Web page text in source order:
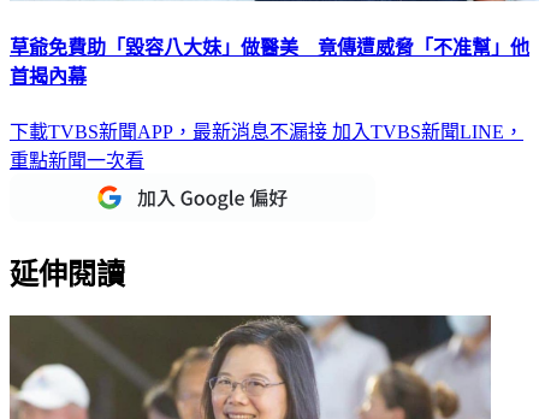
草爺免費助「毀容八大妹」做醫美 竟傳遭威脅「不准幫」他
首揭內幕
下載TVBS新聞APP，最新消息不漏接 加入TVBS新聞LINE，
重點新聞一次看
延伸閱讀